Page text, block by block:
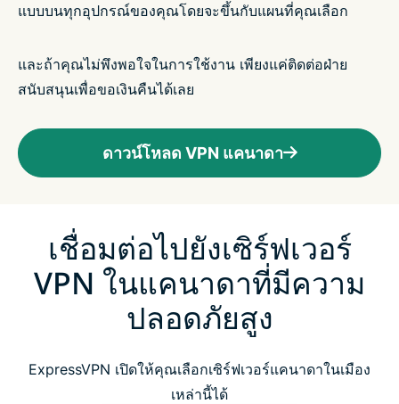
แบบบนทุกอุปกรณ์ของคุณโดยจะขึ้นกับแผนที่คุณเลือก
และถ้าคุณไม่พึงพอใจในการใช้งาน เพียงแค่ติดต่อฝ่าย
สนับสนุนเพื่อขอเงินคืนได้เลย
ดาวน์โหลด VPN แคนาดา
เชื่อมต่อไปยังเซิร์ฟเวอร์
VPN ในแคนาดาที่มีความ
ปลอดภัยสูง
ExpressVPN เปิดให้คุณเลือกเซิร์ฟเวอร์แคนาดาในเมือง
เหล่านี้ได้